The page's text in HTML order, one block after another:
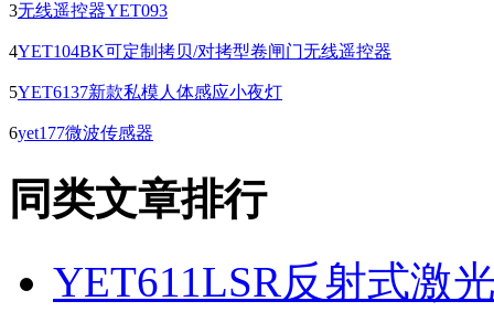
3无线遥控器YET093
4YET104BK可定制拷贝/对拷型卷闸门无线遥控器
5YET6137新款私模人体感应小夜灯
6yet177微波传感器
同类文章排行
YET611LSR反射式激